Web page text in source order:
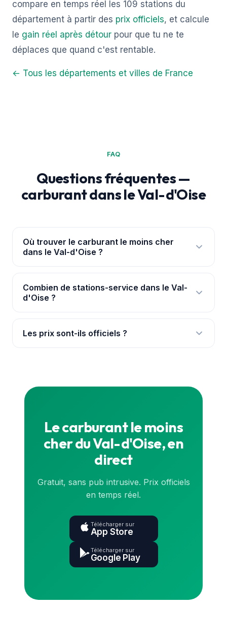
compare en temps réel les 109 stations du
département à partir des prix officiels, et calcule
le gain réel après détour pour que tu ne te
déplaces que quand c'est rentable.
← Tous les départements et villes de France
FAQ
Questions fréquentes —
carburant dans le Val-d'Oise
Où trouver le carburant le moins cher
dans le Val-d'Oise ?
classe les 109 stations du Val-d'Oise par prix réel.
Le gazole le moins cher relevé y était à 1,819 €
Combien de stations-service dans le Val-
d'Oise ?
leurs prix officiels mis à jour en continu pour chaque
Les prix sont-ils officiels ?
Le carburant le moins
cher du Val-d'Oise, en
direct
Gratuit, sans pub intrusive. Prix officiels
en temps réel.
Télécharger sur
App Store
Télécharger sur
Google Play